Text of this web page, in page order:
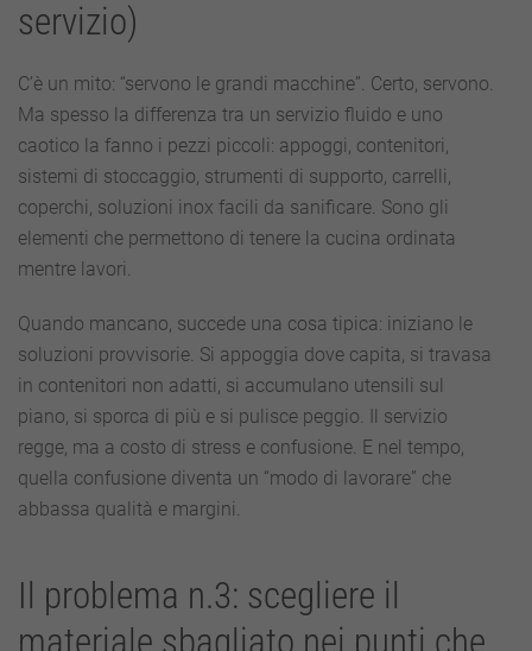
servizio)
C’è un mito: “servono le grandi macchine”. Certo, servono.
Ma spesso la differenza tra un servizio fluido e uno
caotico la fanno i pezzi piccoli: appoggi, contenitori,
sistemi di stoccaggio, strumenti di supporto, carrelli,
coperchi, soluzioni inox facili da sanificare. Sono gli
elementi che permettono di tenere la cucina ordinata
mentre lavori.
Quando mancano, succede una cosa tipica: iniziano le
soluzioni provvisorie. Si appoggia dove capita, si travasa
in contenitori non adatti, si accumulano utensili sul
piano, si sporca di più e si pulisce peggio. Il servizio
regge, ma a costo di stress e confusione. E nel tempo,
quella confusione diventa un “modo di lavorare” che
abbassa qualità e margini.
Il problema n.3: scegliere il
materiale sbagliato nei punti che